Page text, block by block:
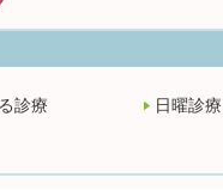
診療
日曜診療